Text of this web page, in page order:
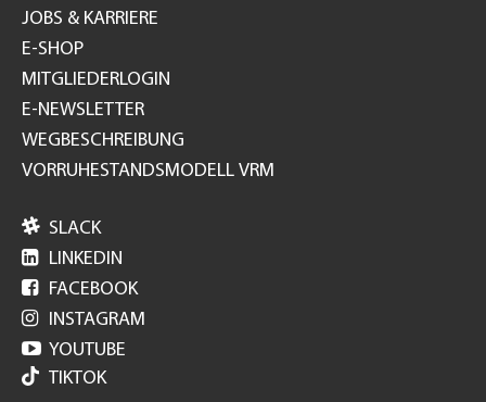
JOBS & KARRIERE
E-SHOP
MITGLIEDERLOGIN
E-NEWSLETTER
WEGBESCHREIBUNG
VORRUHESTANDSMODELL VRM
 SLACK
 LINKEDIN
 FACEBOOK
 INSTAGRAM
 YOUTUBE
TIKTOK